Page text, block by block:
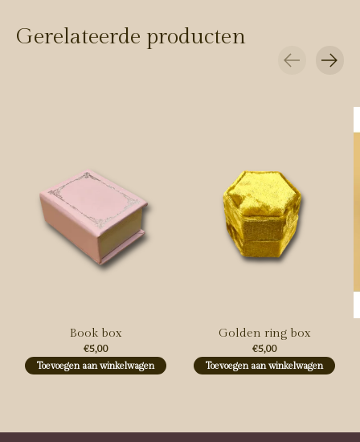
Gerelateerde producten
Book box
€5,00
Toevoegen aan winkelwagen
Golden ring box
€5,00
Toevoegen aan winkelwagen